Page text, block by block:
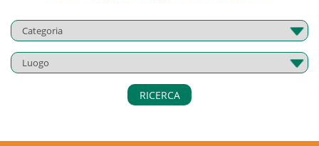
RICERCA